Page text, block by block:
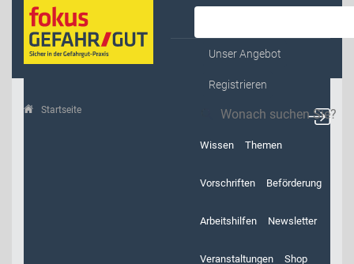
Unser Angebot
Registrieren
Wissen Themen
Vorschriften Beförderung
Arbeitshilfen Newsletter
Veranstaltungen Shop
Startseite